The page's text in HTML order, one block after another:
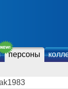
персоны